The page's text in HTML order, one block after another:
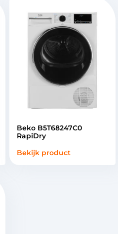
Beko B5T68247C0
RapiDry
Bekijk product